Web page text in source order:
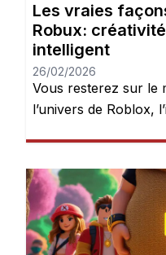
Les vraies
Robux:
intelligent
26/02/2026
Vous resterez sur le
l’univers de Roblox,
connectent pour
des expériences et
Mais après
devient évidente :